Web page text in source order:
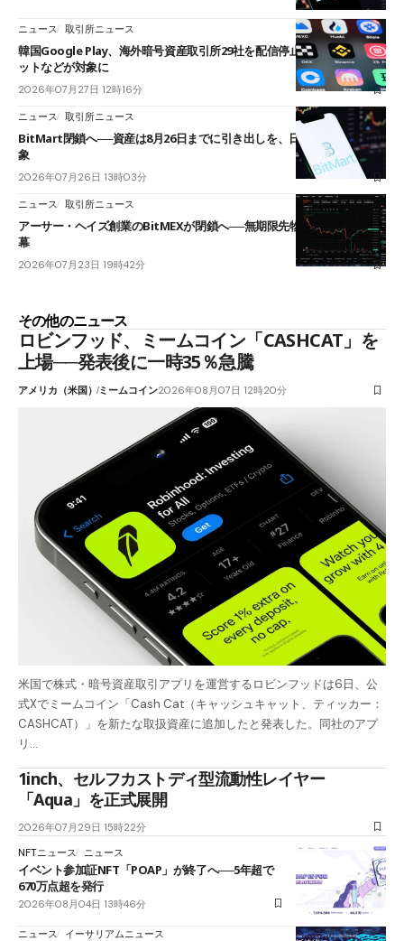
ニュース 取引所ニュース
韓国Google Play、海外暗号資産取引所29社を配信停止──OKXやバイビ
ットなどが対象に
2026年07月27日 12時16分
ニュース 取引所ニュース
BitMart閉鎖へ──資産は8月26日までに引き出しを、日本人利用者も対
象
2026年07月26日 13時03分
ニュース 取引所ニュース
アーサー・ヘイズ創業のBitMEXが閉鎖へ──無期限先物を生んだ11年に
幕
2026年07月23日 19時42分
その他のニュース
ロビンフッド、ミームコイン「CASHCAT」を
上場──発表後に一時35％急騰
アメリカ（米国）ミームコイン2026年08月07日 12時20分
米国で株式・暗号資産取引アプリを運営するロビンフッドは6日、公
式Xでミームコイン「Cash Cat（キャッシュキャット、ティッカー：
CASHCAT）」を新たな取扱資産に追加したと発表した。同社のアプ
リ…
1inch、セルフカストディ型流動性レイヤー
「Aqua」を正式展開
2026年07月29日 15時22分
NFTニュース
ニュース
イベント参加証NFT「POAP」が終了へ──5年超で
670万点超を発行
2026年08月04日 13時46分
ニュース イーサリアムニュース